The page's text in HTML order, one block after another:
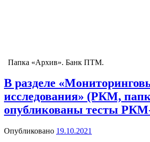
Папка «Архив». Банк ПТМ.
В разделе
исследования» (РКМ,
опубликованы тесты
Опубликовано 19.10.2021